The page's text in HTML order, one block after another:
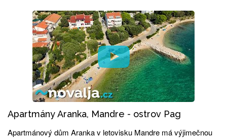
Apartmány Aranka, Mandre - ostrov Pag
Apartmánový dům Aranka v letovisku Mandre má výjimečnou